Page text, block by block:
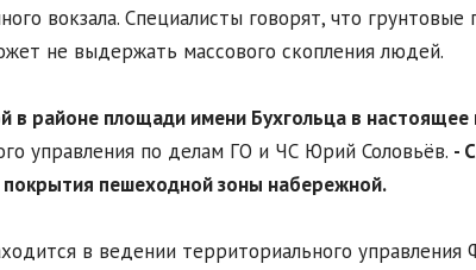
вокзала. Специалисты говорят, что
не выдержать массового скопления людей.
в районе площади имени Бухгольца в настоящее
управления по делам ГО и ЧС Юрий Соловьёв. -
покрытия пешеходной зоны набережной.
в ведении территориального управления